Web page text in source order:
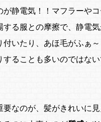
が静電気！！マフラーや
する服との摩擦で、静電
付いたり、あほ毛がふぁ
ることも多いのではない
なのが、髪がきれいに